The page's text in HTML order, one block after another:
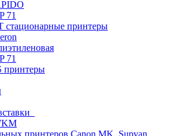
71
стационарные принтеры
71
принтеры
принтеров Canon MK, Supvan